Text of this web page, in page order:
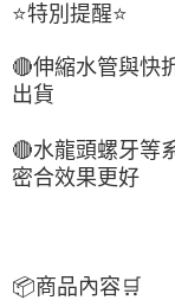
⭐特別提醒⭐
🔴伸縮水管與快
出貨
🔴水龍頭螺牙等
密合效果更好
📦商品內容 🛒